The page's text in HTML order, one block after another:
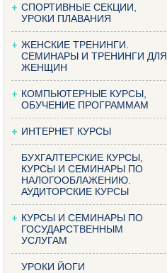
СПОРТИВНЫЕ СЕКЦИИ,
УРОКИ ПЛАВАНИЯ
ЖЕНСКИЕ ТРЕНИНГИ.
СЕМИНАРЫ И ТРЕНИНГИ ДЛЯ
ЖЕНЩИН
КОМПЬЮТЕРНЫЕ КУРСЫ,
ОБУЧЕНИЕ ПРОГРАММАМ
ИНТЕРНЕТ КУРСЫ
БУХГАЛТЕРСКИЕ КУРСЫ,
КУРСЫ И СЕМИНАРЫ ПО
НАЛОГООБЛАЖЕНИЮ.
АУДИТОРСКИЕ КУРСЫ
КУРСЫ И СЕМИНАРЫ ПО
ГОСУДАРСТВЕННЫМ
УСЛУГАМ
УРОКИ ЙОГИ